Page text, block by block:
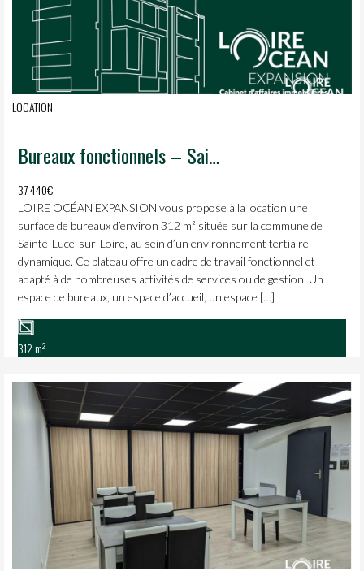
LOCATION
Bureaux fonctionnels – Sainte-Luce-sur-Loire
37 440€
LOIRE OCÉAN EXPANSION vous propose à la location une
surface de bureaux d’environ 312 m² située sur la commune de
Sainte-Luce-sur-Loire, au sein d’un environnement tertiaire
dynamique. Ce plateau offre un cadre de travail fonctionnel et
adapté à de nombreuses activités de services ou de gestion. Un
espace de bureaux, un espace d’accueil, un espace […]
312 m2